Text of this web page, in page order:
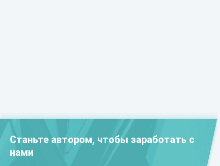
Станьте автором, чтобы заработать с
нами